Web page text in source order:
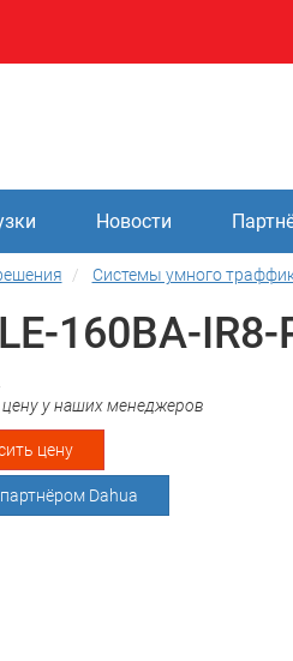
Новости
Системы умного
160BA-IR8-
цену у наших менеджеров
цену
Dahua